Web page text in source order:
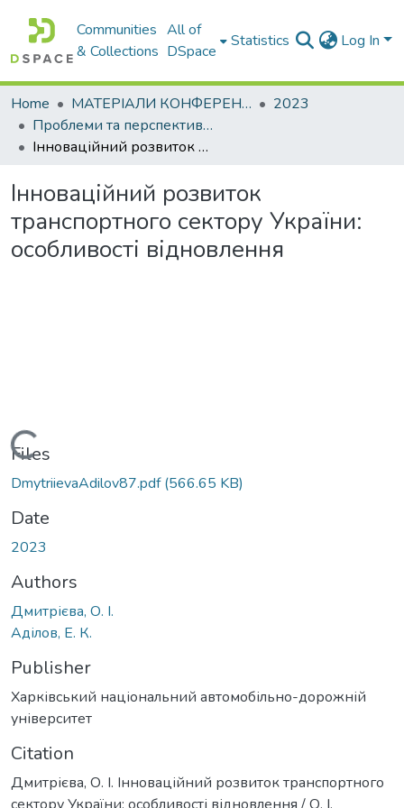
Communities
& Collections
All of
DSpace
Statistics Log In
Home МАТЕРІАЛИ КОНФЕРЕНЦІЙ
2023
Проблеми та перспективи розвитку підприємництва
Інноваційний розвиток транспортного сектору України: особливості відновлення
Інноваційний розвиток
транспортного сектору України:
особливості відновлення
Loading...
Files
DmytriievaAdilov87.pdf(566.65 KB)
Date
2023
Authors
Дмитрієва, О. І.
Аділов, Е. К.
Publisher
Харківський національний автомобільно-дорожній
університет
Citation
Дмитрієва, О. І. Інноваційний розвиток транспортного